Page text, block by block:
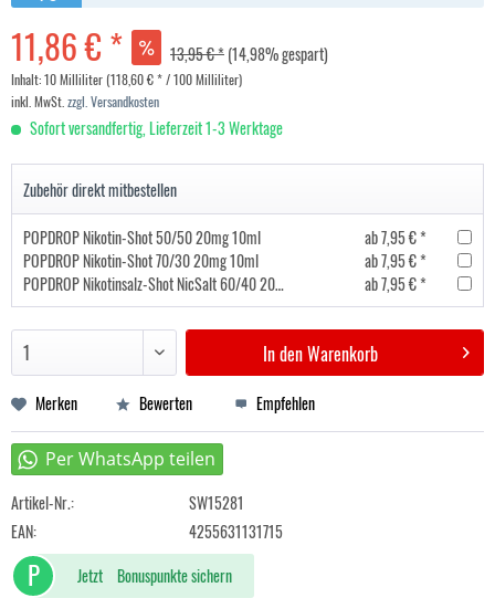
11,86 € * 13,95 € *(14,98% gespart)
Inhalt:10 Milliliter (118,60 € * / 100 Milliliter)
inkl. MwSt. zzgl. Versandkosten
Sofort versandfertig, Lieferzeit 1-3 Werktage
Zubehör direkt mitbestellen
POPDROP Nikotin-Shot 50/50 20mg 10ml
ab 7,95 € *
POPDROP Nikotin-Shot 70/30 20mg 10ml
ab 7,95 € *
POPDROP Nikotinsalz-Shot NicSalt 60/40 20mg 10ml
ab 7,95 € *
In denWarenkorb
Merken Bewerten Empfehlen
Artikel-Nr.:
SW15281
EAN:
4255631131715
P Jetzt Bonuspunkte sichern